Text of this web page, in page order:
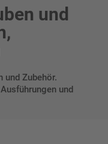
und
und Zubehör.
und